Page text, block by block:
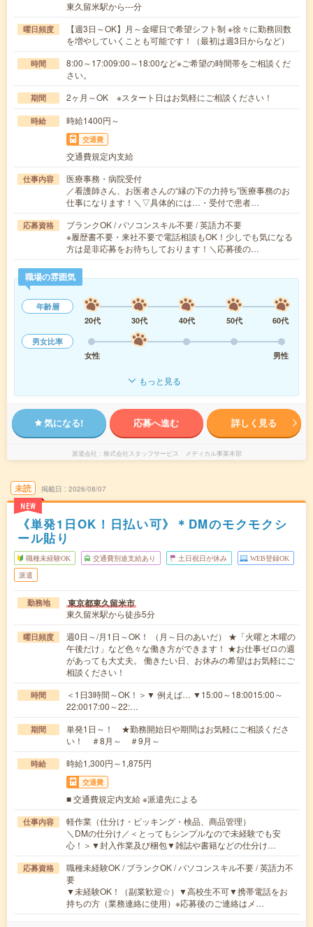
東久留米駅から---分
曜日頻度
【週3日～OK】月～金曜日で希望シフト制 ※徐々に勤務回数
を増やしていくことも可能です！（最初は週3日からなど）
時間
8:00～17:009:00～18:00など※ご希望の時間帯をご相談くだ
さい。
期間 2ヶ月～OK ※スタート日はお気軽にご相談ください！
時給 時給1400円～
交通費
交通費規定内支給
仕事内容
医療事務・病院受付
／看護師さん、お医者さんの“縁の下の力持ち”医療事務のお
仕事になります！＼▽具体的には…・受付で患者…
応募資格
ブランクOK / パソコンスキル不要 / 英語力不要
※履歴書不要・来社不要で電話相談もOK！少しでも気になる
方は是非応募をお待ちしております！＼応募後の…
職場の雰囲気
年齢層
20代
30代 40代 50代
60代
男女比率
女性
男性
もっと見る
気になる! 応募へ進む 詳しく見る
派遣会社 株式会社スタッフサービス メディカル事業本部
未読
NEW
掲載日 2026/08/07
《単発1日OK！日払い可》＊DMのモクモクシ
ール貼り
職種未経験OK 交通費別途支給あり 土日祝日が休み WEB登録OK
派遣
勤務地 東京都東久留米市
東久留米駅から徒歩5分
曜日頻度
週0日～/月1日～OK！ （月～日のあいだ） ★「火曜と木曜の
午後だけ」など色々な働き方ができます！ ★お仕事ゼロの週
があっても大丈夫。 働きたい日、お休みの希望はお気軽にご
相談ください！
時間
＜1日3時間～OK！＞▼ 例えば… ▼15:00～18:0015:00～
22:0017:00～22:…
期間
単発1日～！ ★勤務開始日や期間はお気軽にご相談くださ
い！ ＃8月～ ＃9月～
時給 時給1,300円～1,875円
交通費
■ 交通費規定内支給 ※派遣先による
仕事内容
軽作業（仕分け・ピッキング・検品、商品管理）
＼DMの仕分け／＜とってもシンプルなので未経験でも安
心！＞▼封入作業及び梱包▼雑誌や書籍などの仕分け…
応募資格
職種未経験OK / ブランクOK / パソコンスキル不要 / 英語力不
要
▼未経験OK！（副業歓迎☆）▼高校生不可▼携帯電話をお
持ちの方（業務連絡に使用）※応募後のご連絡はメ…